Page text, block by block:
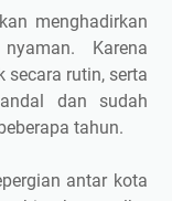
menghadirkan
Karena
secara rutin, serta
dan sudah
tahun.
antar kota